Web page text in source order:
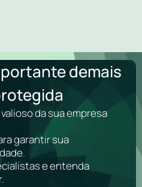
demais
da sua empresa
garantir sua
e entenda